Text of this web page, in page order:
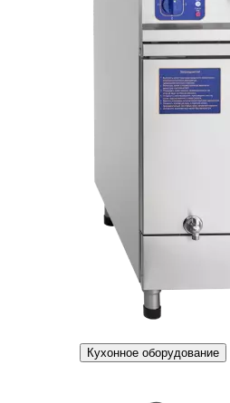
Кухонное оборудование